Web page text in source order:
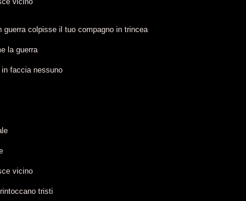
guerra colpisse il tuo compagno in trincea
la guerra
faccia nessuno
vicino
tristi